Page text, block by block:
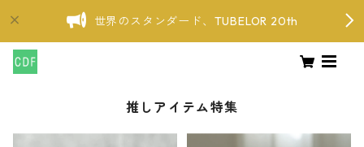
世界のスタンダード、TUBELOR 20th
推しアイテム特集